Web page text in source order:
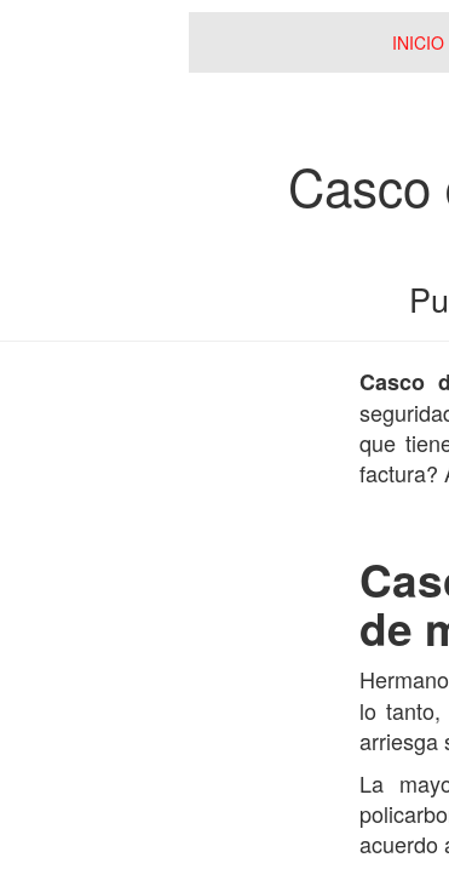
INICIO
Casco
que
factura?
de
lo
arriesga
La
acuerdo